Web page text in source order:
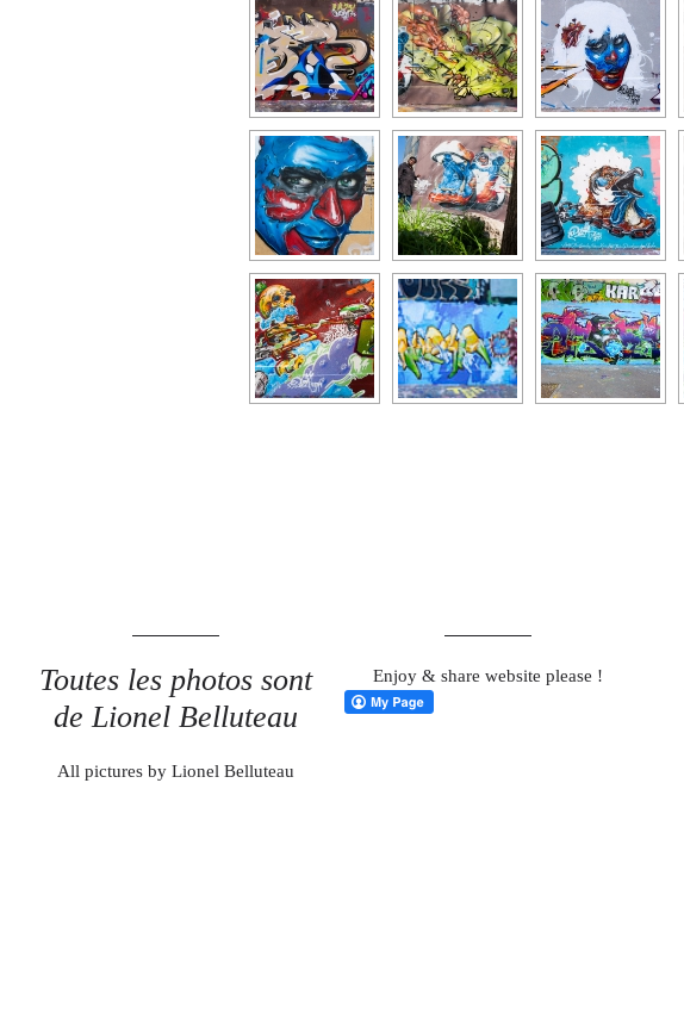
Toutes les photos sont
de Lionel Belluteau
All pictures by Lionel Belluteau
Enjoy & share website please !